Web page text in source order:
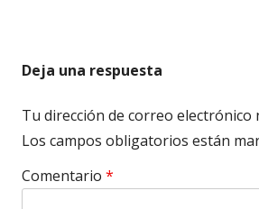
Deja una respuesta
Tu dirección de correo electrónico
Los campos obligatorios están
Comentario *